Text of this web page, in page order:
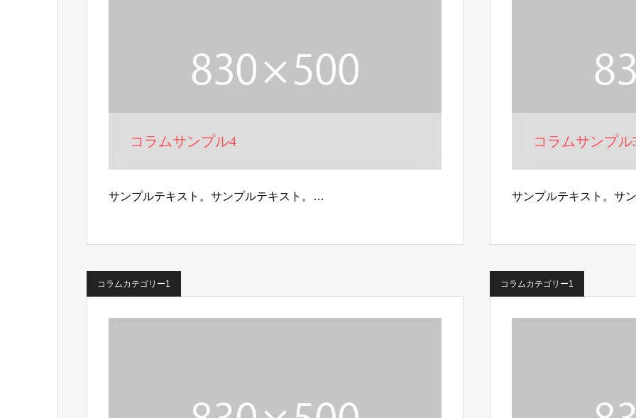
コラムサンプル4
サンプルテキスト。サンプルテキスト。…
コラムサンプル
サンプルテキスト。サ
コラムカテゴリー1 コラムカテゴリー1